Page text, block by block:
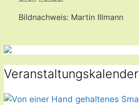
Bildnachweis: Martin Illmann
Veranstaltungskalender